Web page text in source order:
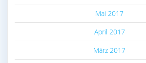
Mai 2017
April 2017
März 2017